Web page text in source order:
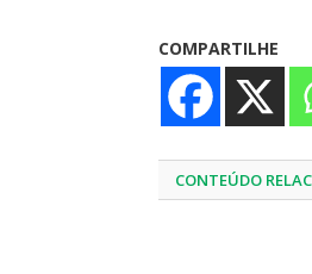
COMPARTILHE
CONTEÚDO